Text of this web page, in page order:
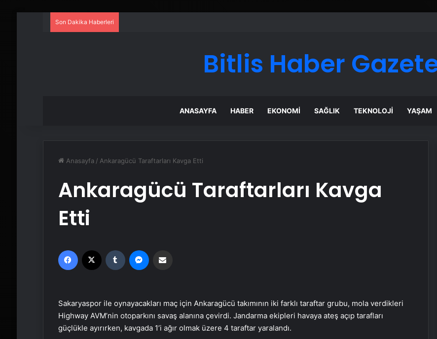
Son Dakika Haberleri
Bitlis Haber
ANASAYFA HABER EKONOMI SAĞLIK TEKNOLOJI YAŞAM
Anasayfa / Ankaragücü Taraftarları Kavga Etti
Ankaragücü Taraftarları Kavga
Etti
Facebook Tumblr
Sakaryaspor ile oynayacakları maç için Ankaragücü takımının iki farklı taraftar grubu, mola verdikleri
Highway AVM’nin otoparkını savaş alanına çevirdi. Jandarma ekipleri havaya ateş açıp tarafları
güçlükle ayırırken, kavgada 1’i ağır olmak üzere 4 taraftar yaralandı.